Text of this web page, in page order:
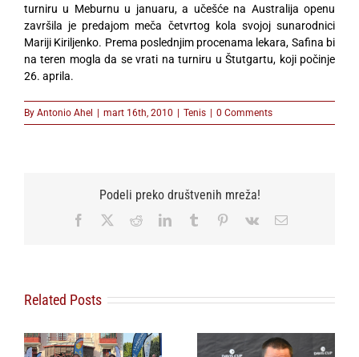
turniru u Meburnu u januaru, a učešće na Australija openu
završila je predajom meča četvrtog kola svojoj sunarodnici
Mariji Kiriljenko. Prema poslednjim procenama lekara, Safina bi
na teren mogla da se vrati na turniru u Štutgartu, koji počinje
26. aprila.
By Antonio Ahel | mart 16th, 2010 | Tenis | 0 Comments
Podeli preko društvenih mreža!
Facebook RedditLinkedInTumblr Pinterest
Vk Email
Related Posts